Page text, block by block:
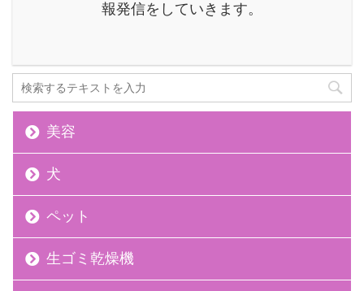
ついつい食べ過ぎてしま報発信をしていきます。
美容
犬
ペット
生ゴミ乾燥機